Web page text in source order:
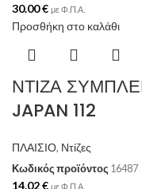
30.00€ με Φ.Π.Α.
Προσθήκη στο καλάθι
ΝΤΙΖΑ
JAPAN 112
ΠΛΑΙΣΙΟ, Ντίζες
Κωδικός προϊόντος 16487
14.02€ με Φ.Π.Α.